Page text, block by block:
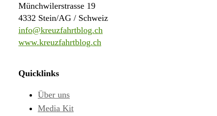
Münchwilerstrasse 19
4332 Stein/AG / Schweiz
info@kreuzfahrtblog.ch
www.kreuzfahrtblog.ch
Quicklinks
Über uns
Media Kit